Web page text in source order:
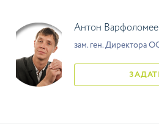
Антон
зам. ген. Директора